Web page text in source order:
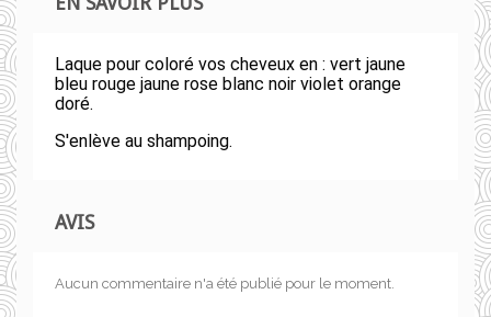
Laque pour coloré vos cheveux en : vert jaune
bleu rouge jaune rose blanc noir violet orange
doré.
S'enlève au shampoing.
AVIS
Aucun commentaire n'a été publié pour le moment.